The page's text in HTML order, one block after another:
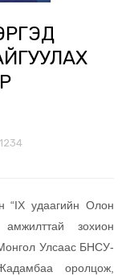
1234
“IX удаагийн Олон
зохион
Улсаас БНСУ-
оролцож,